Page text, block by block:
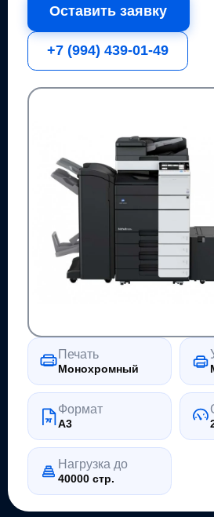
Оставить заявку
+7 (994) 439-01-49
Печать
Монохромный
Формат
A3
Нагрузка до
40000 стр.